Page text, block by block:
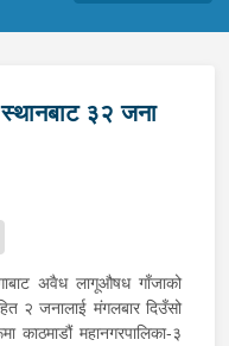
३२ जना
अवैध लागूऔषध गाँजाको
२ जनालाई मंगलबार दिउँसो
काठमाडौं महानगरपालिका-३